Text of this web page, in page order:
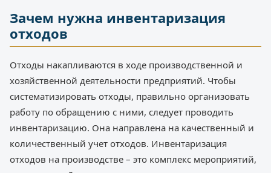
Зачем нужна инвентаризация
отходов
Отходы накапливаются в ходе производственной и
хозяйственной деятельности предприятий. Чтобы
систематизировать отходы, правильно организовать
работу по обращению с ними, следует проводить
инвентаризацию. Она направлена на качественный и
количественный учет отходов. Инвентаризация
отходов на производстве – это комплекс мероприятий,